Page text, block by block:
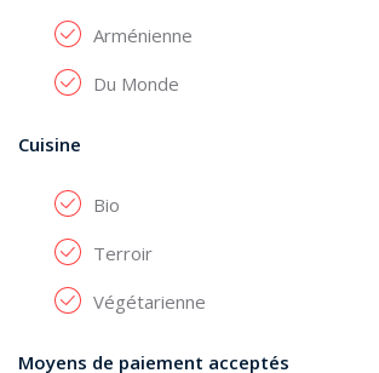
Arménienne
Du Monde
Cuisine
Bio
Terroir
Végétarienne
Moyens de paiement acceptés